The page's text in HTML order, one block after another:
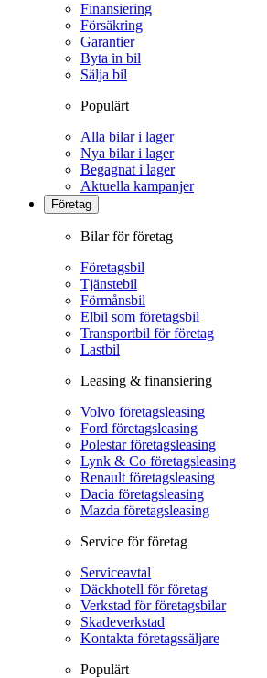
Finansiering
Försäkring
Garantier
Byta in bil
Sälja bil
Populärt
Alla bilar i lager
Nya bilar i lager
Begagnat i lager
Aktuella kampanjer
Företag
Bilar för företag
Företagsbil
Tjänstebil
Förmånsbil
Elbil som företagsbil
Transportbil för företag
Lastbil
Leasing & finansiering
Volvo företagsleasing
Ford företagsleasing
Polestar företagsleasing
Lynk & Co företagsleasing
Renault företagsleasing
Dacia företagsleasing
Mazda företagsleasing
Service för företag
Serviceavtal
Däckhotell för företag
Verkstad för företagsbilar
Skadeverkstad
Kontakta företagssäljare
Populärt